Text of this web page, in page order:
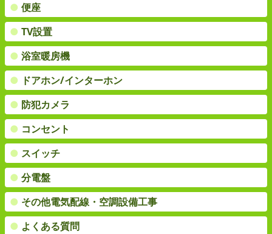
● 便座
● TV設置
● 浴室暖房機
● ドアホン/インターホン
● 防犯カメラ
● コンセント
● スイッチ
● 分電盤
● その他電気配線・空調設備工事
● よくある質問